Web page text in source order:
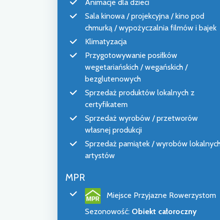
Animacje dla dzieci
Sala kinowa / projekcyjna / kino pod
chmurką / wypożyczalnia filmów i bajek
Klimatyzacja
Przygotowywanie posiłków
wegetariańskich / wegańskich /
bezglutenowych
Sprzedaż produktów lokalnych z
certyfikatem
Sprzedaż wyrobów / przetworów
własnej produkcji
Sprzedaż pamiątek / wyrobów
artystów
MPR
Miejsce Przyjazne Rowerzystom
Sezonowość: Obiekt całoroczny